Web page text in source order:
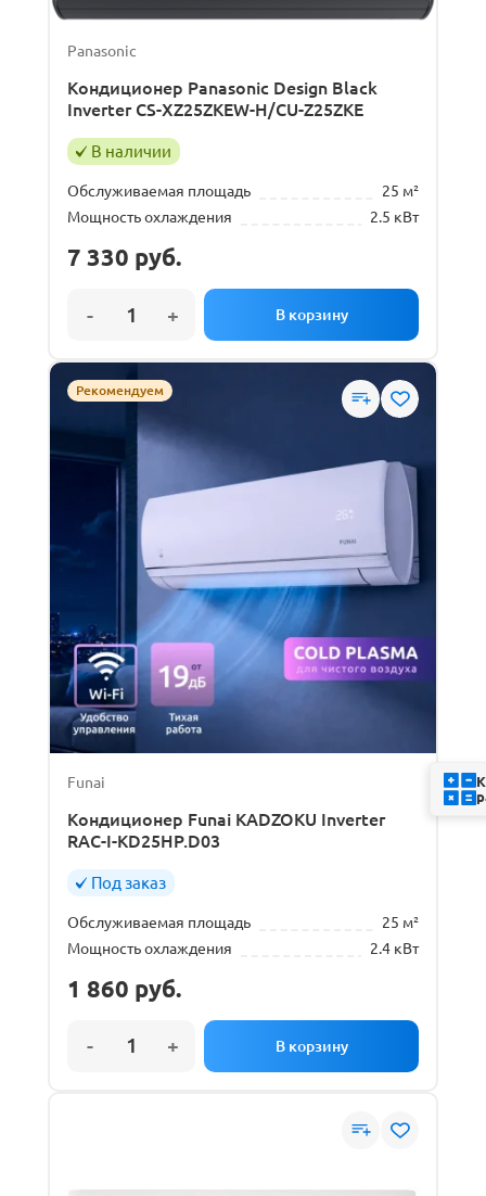
Panasonic
Кондиционер Panasonic Design Black
Inverter CS-XZ25ZKEW-H/CU-Z25ZKE
В наличии
Обслуживаемая площадь
25 м²
Мощность охлаждения
2.5 кВт
7 330 руб.
Рекомендуем
Funai
Кондиционер Funai KADZOKU Inverter
RAC-I-KD25HP.D03
Под заказ
Обслуживаемая площадь
25 м²
Мощность охлаждения
2.4 кВт
1 860 руб.